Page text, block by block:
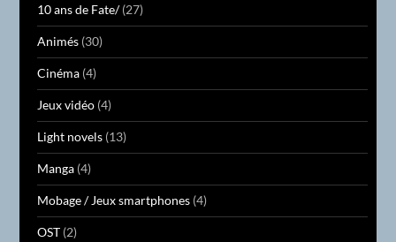
10 ans de Fate/(27)
Animés (30)
Cinéma (4)
Jeux vidéo (4)
Light novels (13)
Manga (4)
Mobage / Jeux smartphones (4)
OST (2)